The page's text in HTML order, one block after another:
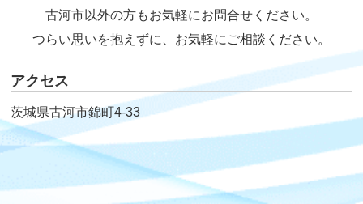
古河市以外の方もお気軽にお問合せください。
つらい思いを抱えずに、お気軽にご相談ください。
アクセス
茨城県古河市錦町4-33